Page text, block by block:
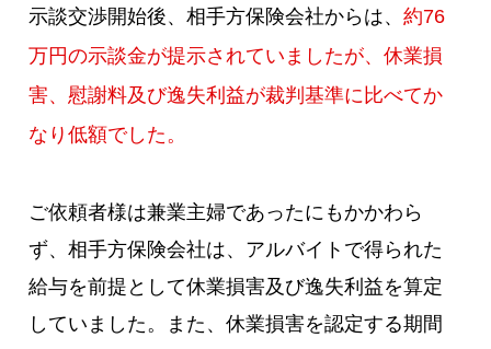
示談交渉開始後、相手方保険会社からは、約76
万円の示談金が提示されていましたが、休業損
害、慰謝料及び逸失利益が裁判基準に比べてか
なり低額でした。
ご依頼者様は兼業主婦であったにもかかわら
ず、相手方保険会社は、アルバイトで得られた
給与を前提として休業損害及び逸失利益を算定
していました。また、休業損害を認定する期間